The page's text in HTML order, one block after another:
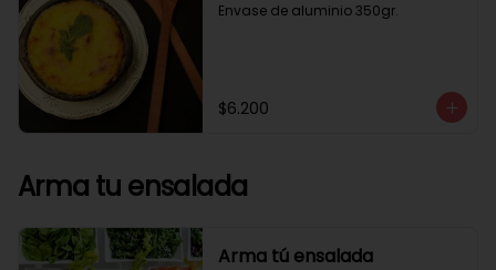
Envase de aluminio 350gr.
$6.200
Arma tu ensalada
Arma tú ensalada